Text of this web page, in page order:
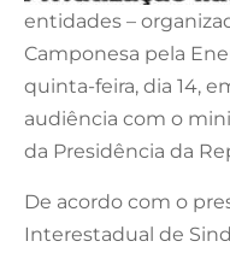
entidades –
Camponesa pela
quinta-feira, dia 14,
audiência com o
da Presidência da
De acordo com o
Interestadual de